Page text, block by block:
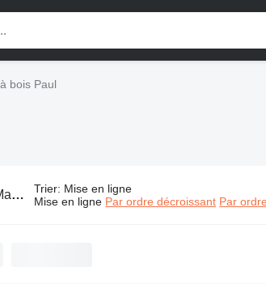
bois Paul
à bois Paul Trier: Mise en ligne
Mise en ligne Par ordre décroissant Par